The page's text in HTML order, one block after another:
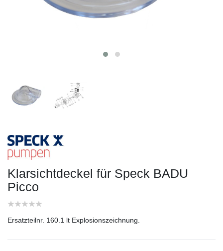
Klarsichtdeckel für Speck BADU
Picco
Ersatzteilnr. 160.1 lt Explosionszeichnung.